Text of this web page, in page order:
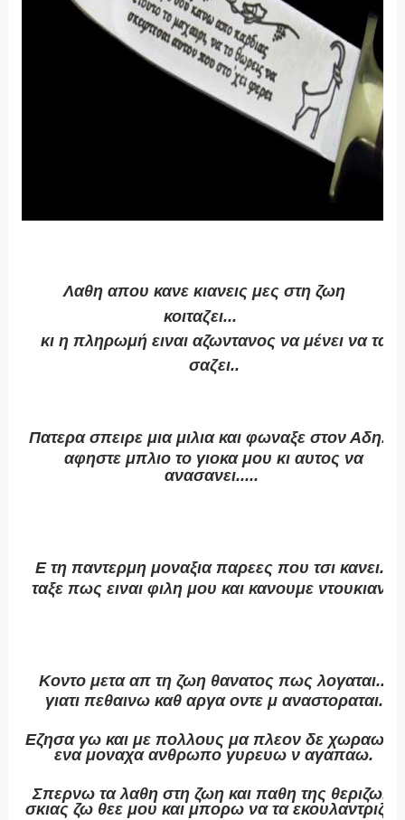
Λαθη απου κανε κιανεις μες στη ζωη
κοιταζει...
κι η πληρωμή ειναι αζωντανος να μένει να τα
σαζει..
Πατερα σπειρε μια μιλια και φωναξε στον Αδη...
αφηστε μπλιο το γιοκα μου κι αυτος να
ανασανει.....
Ε τη παντερμη μοναξια παρεες που τσι κανει...
ταξε πως ειναι φιλη μου και κανουμε ντουκιανη
Κοντο μετα απ τη ζωη θανατος πως λογαται...
γιατι πεθαινω καθ αργα οντε μ αναστοραται.
Εζησα γω και με πολλους μα πλεον δε χωραω...
ενα μοναχα ανθρωπο γυρευω ν αγαπαω.
Σπερνω τα λαθη στη ζωη και παθη της θεριζω...
σκιας ζω θεε μου και μπορω να τα εκουλαντριζω.